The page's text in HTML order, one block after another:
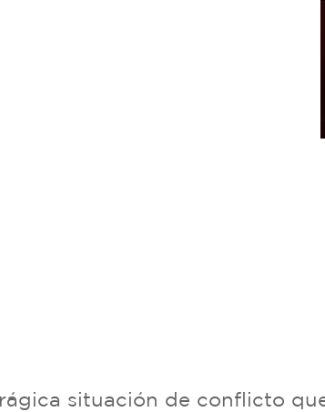
situación de conflicto